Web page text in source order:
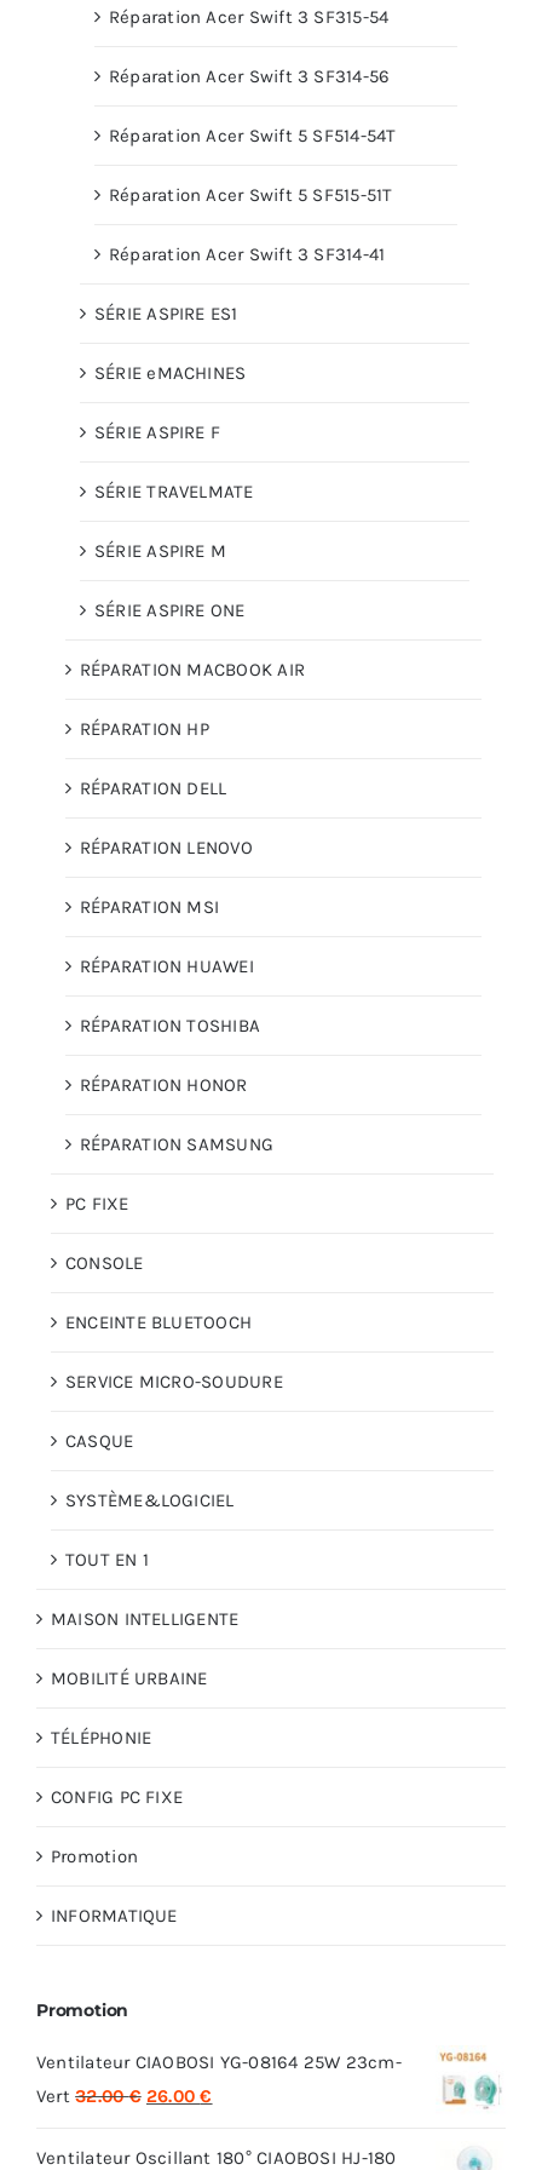
Réparation Acer Swift 3 SF315-54
Réparation Acer Swift 3 SF314-56
Réparation Acer Swift 5 SF514-54T
Réparation Acer Swift 5 SF515-51T
Réparation Acer Swift 3 SF314-41
SÉRIE ASPIRE ES1
SÉRIE eMACHINES
SÉRIE ASPIRE F
SÉRIE TRAVELMATE
SÉRIE ASPIRE M
SÉRIE ASPIRE ONE
RÉPARATION MACBOOK AIR
RÉPARATION HP
RÉPARATION DELL
RÉPARATION LENOVO
RÉPARATION MSI
RÉPARATION HUAWEI
RÉPARATION TOSHIBA
RÉPARATION HONOR
RÉPARATION SAMSUNG
PC FIXE
CONSOLE
ENCEINTE BLUETOOCH
SERVICE MICRO-SOUDURE
CASQUE
SYSTÈME&LOGICIEL
TOUT EN 1
MAISON INTELLIGENTE
MOBILITÉ URBAINE
TÉLÉPHONIE
CONFIG PC FIXE
Promotion
INFORMATIQUE
Promotion
Ventilateur CIAOBOSI YG-08164 25W 23cm-
Vert 32.00€ Le
initial
26.00€
actuel
Ventilateur Oscillant 180° CIAOBOSI HJ-180